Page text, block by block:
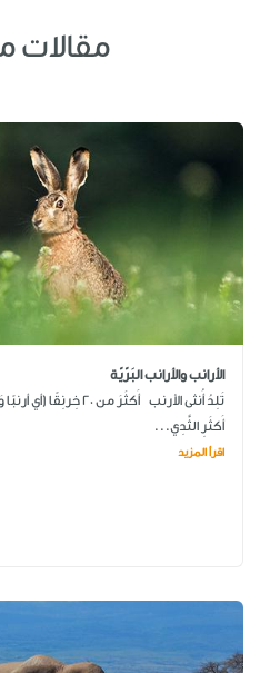
مقالات
الأرانب والأرانب البَرّيّة
تَلِدُ أُنثى الأرنب أَكثَرَ
أَكثَرِ الثَّدِي...
اقرأ المزيد